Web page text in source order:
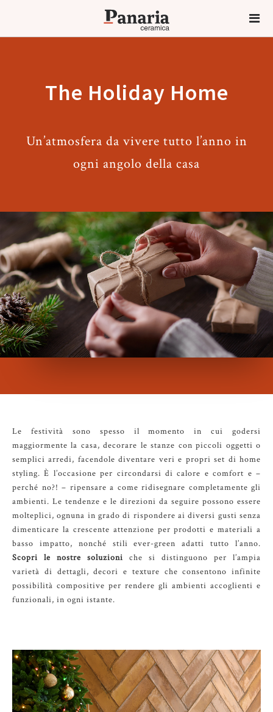
The Holiday Home
Un’atmosfera da vivere tutto l’anno in
ogni angolo della casa
Le festività sono spesso il momento in cui godersi
maggiormente la casa, decorare le stanze con piccoli oggetti o
semplici arredi, facendole diventare veri e propri set di home
styling. È l’occasione per circondarsi di calore e comfort e –
perché no?! – ripensare a come ridisegnare completamente gli
ambienti. Le tendenze e le direzioni da seguire possono essere
molteplici, ognuna in grado di rispondere ai diversi gusti senza
dimenticare la crescente attenzione per prodotti e materiali a
basso impatto, nonché stili ever-green adatti tutto l’anno.
Scopri le nostre soluzioni che si distinguono per l’ampia
varietà di dettagli, decori e texture che consentono infinite
possibilità compositive per rendere gli ambienti accoglienti e
funzionali, in ogni istante.